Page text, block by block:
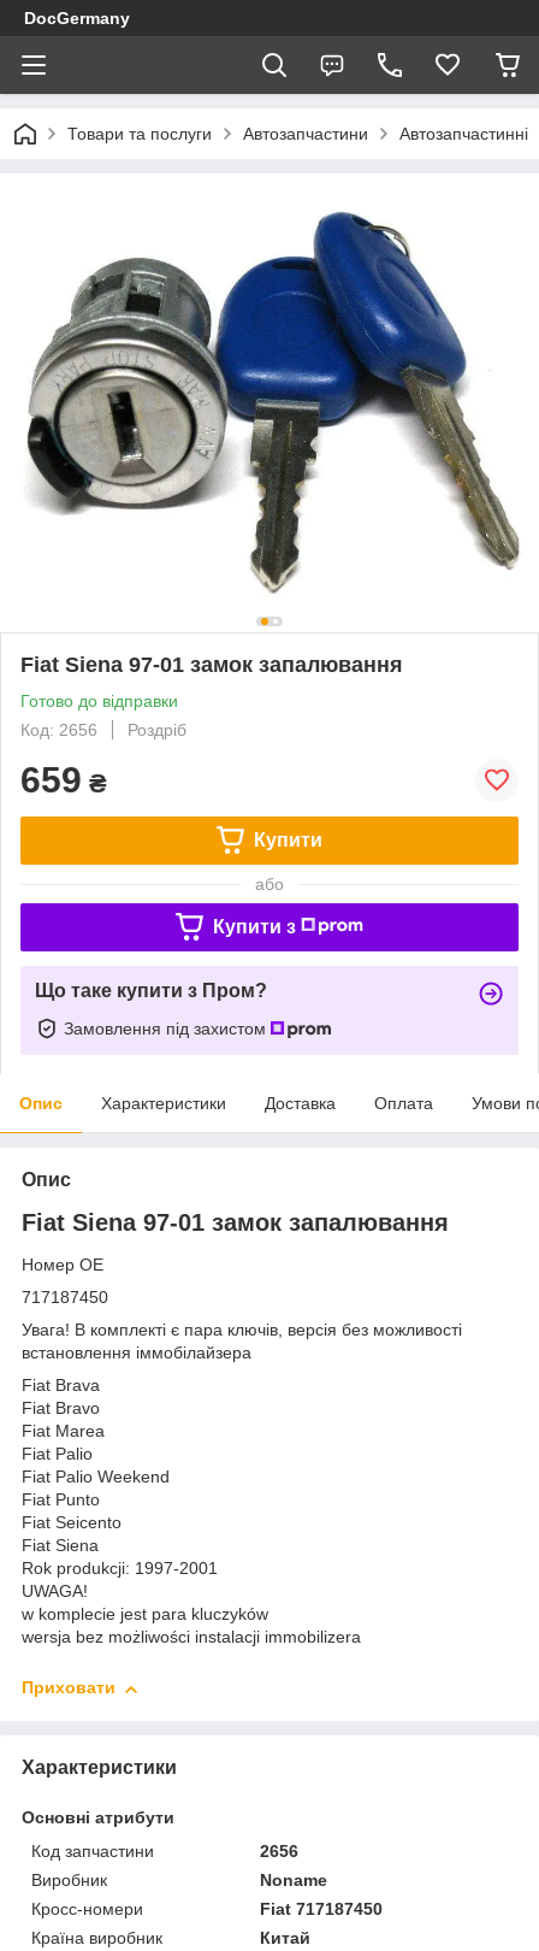
DocGermany
Товари та послуги Автозапчастини Автозапчастинні
Fiat Siena 97-01 замок запалювання
Готово до відправки
Код: 2656
Роздріб
659 ₴
Купити
або
Купити з
Що таке купити з Пром?
Замовлення під захистом
Опис Характеристики Доставка Оплата Умови
Опис
Fiat Siena 97-01 замок запалювання
Номер OE
717187450
Увага! В комплекті є пара ключів, версія без можливості
встановлення іммобілайзера
Fiat Brava
Fiat Bravo
Fiat Marea
Fiat Palio
Fiat Palio Weekend
Fiat Punto
Fiat Seicento
Fiat Siena
Rok produkcji: 1997-2001
UWAGA!
w komplecie jest para kluczyków
wersja bez możliwości instalacji immobilizera
Приховати
Характеристики
Основні атрибути
Код запчастини
2656
Виробник
Noname
Кросс-номери
Fiat 717187450
Країна виробник
Китай